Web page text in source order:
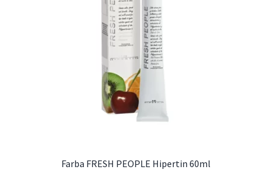
Farba FRESH PEOPLE Hipertin 60ml